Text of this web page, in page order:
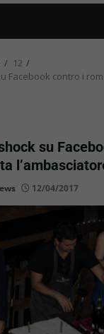
12
Facebook contro i
su
12/04/2017